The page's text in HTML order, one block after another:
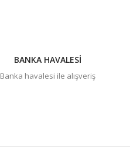
BANKA HAVALESİ
Banka havalesi ile alışveriş